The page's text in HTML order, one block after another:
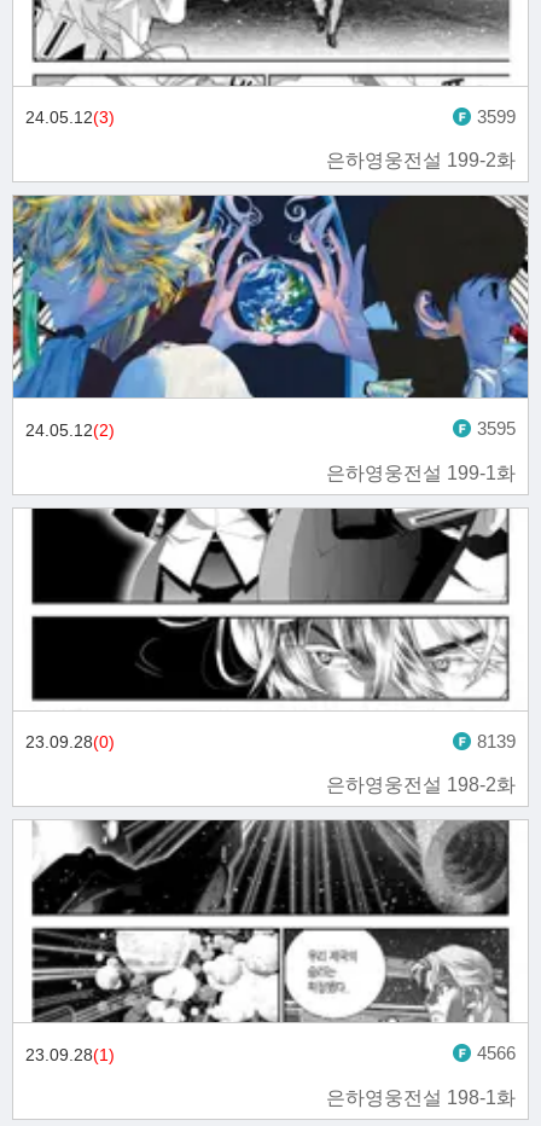
은하영웅전설 199-2화
24.05.12(3) 3599
은하영웅전설 199-1화
24.05.12(2) 3595
은하영웅전설 198-2화
23.09.28(0) 8139
은하영웅전설 198-1화
23.09.28(1) 4566